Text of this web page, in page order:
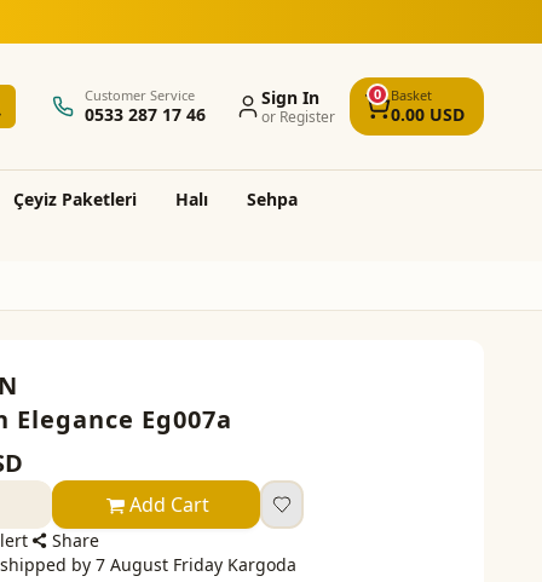
ücretsiz kargo ve montaj
Customer Service
0533 287 17 46
Sign In
or Register
0 Basket
0.00USD
Çeyi̇z Paketleri̇ Halı Sehpa
Elegance Eg007a
Add Cart
Share
by 7 August Friday Kargoda